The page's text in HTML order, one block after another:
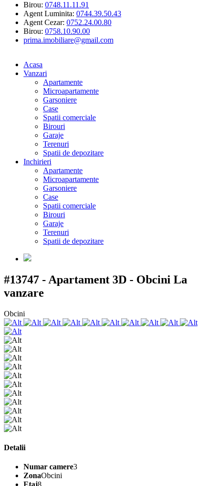
Birou: 0748.11.11.91
Agent Luminita: 0744.39.50.43
Agent Cezar: 0752.24.00.80
Birou: 0758.10.90.00
prima.imobiliare@gmail.com
Acasa
Vanzari
Apartamente
Microapartamente
Garsoniere
Case
Spatii comerciale
Birouri
Garaje
Terenuri
Spatii de depozitare
Inchirieri
Apartamente
Microapartamente
Garsoniere
Case
Spatii comerciale
Birouri
Garaje
Terenuri
Spatii de depozitare
#13747 - Apartament 3D - Obcini La
vanzare
Obcini
Detalii
Numar camere3
ZonaObcini